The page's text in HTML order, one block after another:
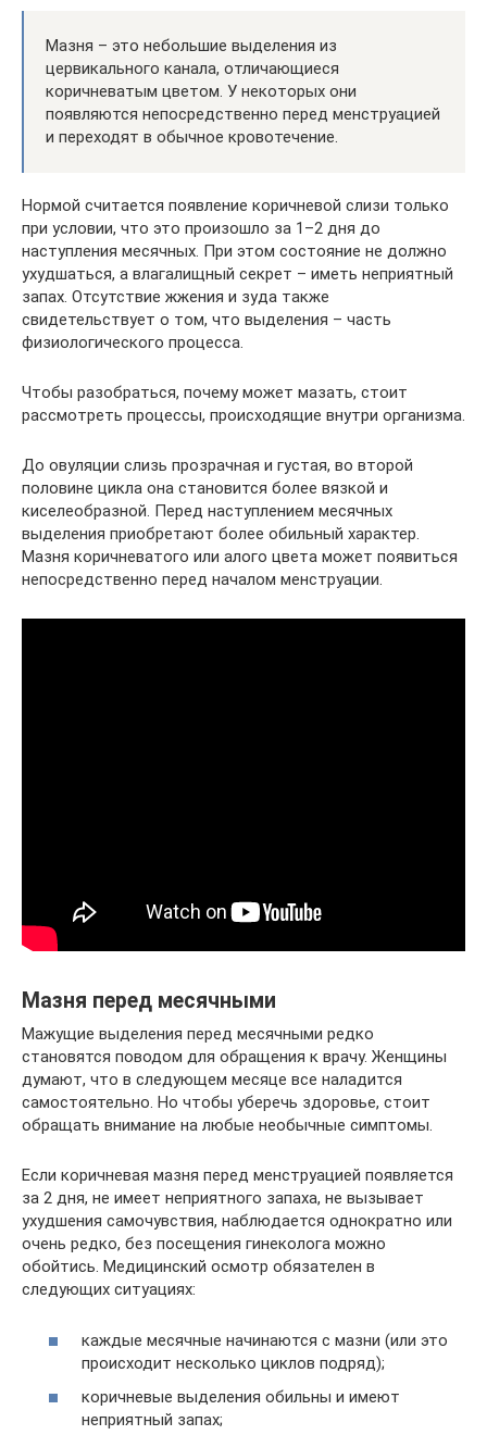
Мазня – это небольшие выделения из
цервикального канала, отличающиеся
коричневатым цветом. У некоторых они
появляются непосредственно перед менструацией
и переходят в обычное кровотечение.
Нормой считается появление коричневой слизи только
при условии, что это произошло за 1–2 дня до
наступления месячных. При этом состояние не должно
ухудшаться, а влагалищный секрет – иметь неприятный
запах. Отсутствие жжения и зуда также
свидетельствует о том, что выделения – часть
физиологического процесса.
Чтобы разобраться, почему может мазать, стоит
рассмотреть процессы, происходящие внутри организма.
До овуляции слизь прозрачная и густая, во второй
половине цикла она становится более вязкой и
киселеобразной. Перед наступлением месячных
выделения приобретают более обильный характер.
Мазня коричневатого или алого цвета может появиться
непосредственно перед началом менструации.
Мазня перед месячными
Мажущие выделения перед месячными редко
становятся поводом для обращения к врачу. Женщины
думают, что в следующем месяце все наладится
самостоятельно. Но чтобы уберечь здоровье, стоит
обращать внимание на любые необычные симптомы.
Если коричневая мазня перед менструацией появляется
за 2 дня, не имеет неприятного запаха, не вызывает
ухудшения самочувствия, наблюдается однократно или
очень редко, без посещения гинеколога можно
обойтись. Медицинский осмотр обязателен в
следующих ситуациях:
каждые месячные начинаются с мазни (или это
происходит несколько циклов подряд);
коричневые выделения обильны и имеют
неприятный запах;